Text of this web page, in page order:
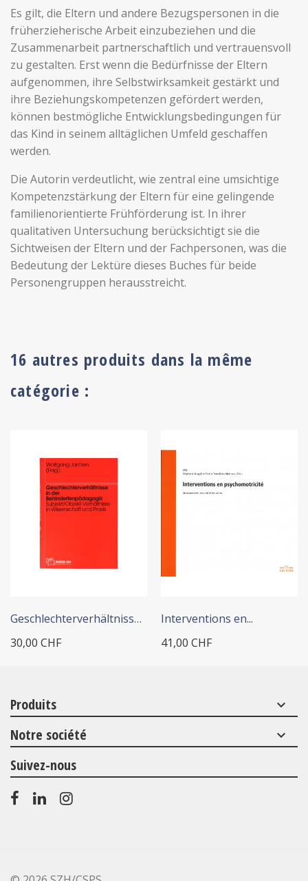
Es gilt, die Eltern und andere Bezugspersonen in die
früherzieherische Arbeit einzubeziehen und die
Zusammenarbeit partnerschaftlich und vertrauensvoll
zu gestalten. Erst wenn die Bedürfnisse der Eltern
aufgenommen, ihre Selbstwirksamkeit gestärkt und
ihre Beziehungskompetenzen gefördert werden,
können bestmögliche Entwicklungsbedingungen für
das Kind in seinem alltäglichen Umfeld geschaffen
werden.
Die Autorin verdeutlicht, wie zentral eine umsichtige
Kompetenzstärkung der Eltern für eine gelingende
familienorientierte Frühförderung ist. In ihrer
qualitativen Untersuchung berücksichtigt sie die
Sichtweisen der Eltern und der Fachpersonen, was die
Bedeutung der Lektüre dieses Buches für beide
Personengruppen herausstreicht.
16 autres produits dans la même
catégorie :
Geschlechterverhältnisse in...
30,00 CHF
Interventions en...
41,00 CHF
Produits keyboard_arrow_down
Notre société keyboard_arrow_down
Suivez-nous